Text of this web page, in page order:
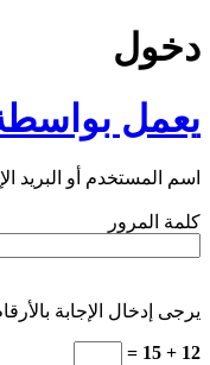
دخول
يعمل
اسم المستخدم أو البريد
كلمة المرور
يرجى إدخال الإجابة
12 + 15 =